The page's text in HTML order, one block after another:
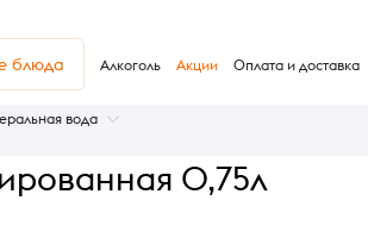
блюда Алкоголь Акции Оплата и доставка
вода
0,75л